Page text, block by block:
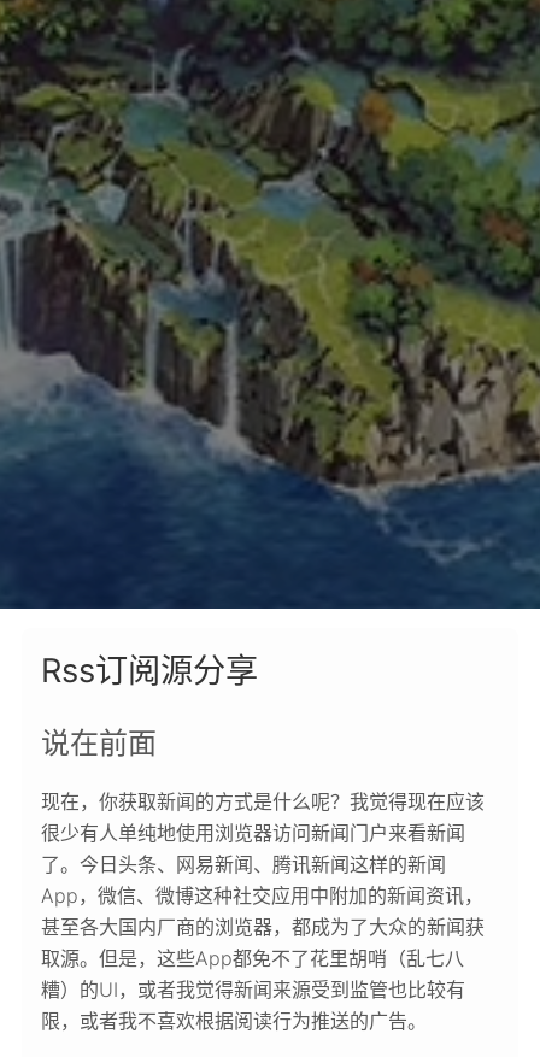
Rss订阅源分享
说在前面
现在，你获取新闻的方式是什么呢？我觉得现在应该
很少有人单纯地使用浏览器访问新闻门户来看新闻
了。今日头条、网易新闻、腾讯新闻这样的新闻
App，微信、微博这种社交应用中附加的新闻资讯，
甚至各大国内厂商的浏览器，都成为了大众的新闻获
取源。但是，这些App都免不了花里胡哨（乱七八
糟）的UI，或者我觉得新闻来源受到监管也比较有
限，或者我不喜欢根据阅读行为推送的广告。